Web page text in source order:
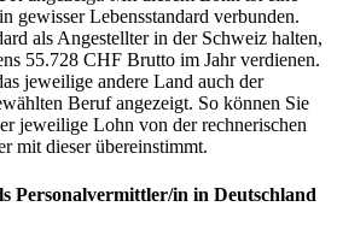
gewisser Lebensstandard verbunden.
als Angestellter in der Schweiz halten,
55.728 CHF Brutto im Jahr verdienen.
jeweilige andere Land auch der
Beruf angezeigt. So können Sie
jeweilige Lohn von der rechnerischen
mit dieser übereinstimmt.
Personalvermittler/in in Deutschland